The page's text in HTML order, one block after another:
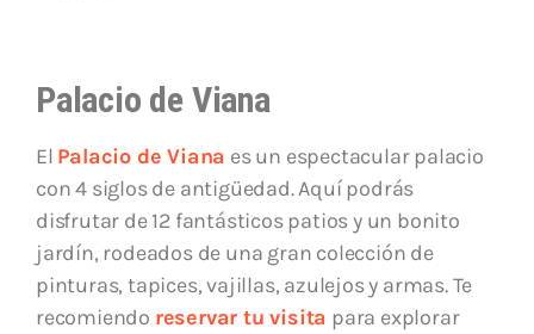
Palacio de Viana
El Palacio de Viana es un espectacular palacio
con 4 siglos de antigüedad. Aquí podrás
disfrutar de 12 fantásticos patios y un bonito
jardín, rodeados de una gran colección de
pinturas, tapices, vajillas, azulejos y armas. Te
recomiendo reservar tu visita para explorar